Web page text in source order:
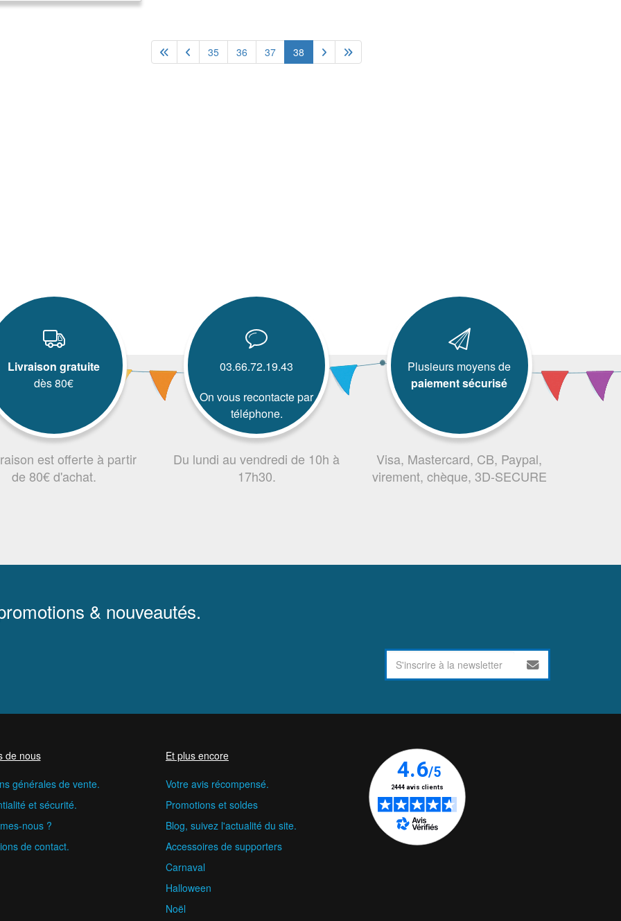
35 36 37 38
Livraison gratuite
dès 80€
est offerte à partir
de 80€ d'achat.
03.66.72.19.43
On vous recontacte par
téléphone.
Du lundi au vendredi de 10h à
17h30.
Plusieurs moyens de
paiement sécurisé
Visa, Mastercard, CB, Paypal,
virement, chèque, 3D-SECURE
& nouveautés.
de nous
générales de vente.
et sécurité.
nous ?
de contact.
Et plus encore
Votre avis récompensé.
Promotions et soldes
Blog, suivez l'actualité du site.
Accessoires de supporters
Carnaval
Halloween
Noël